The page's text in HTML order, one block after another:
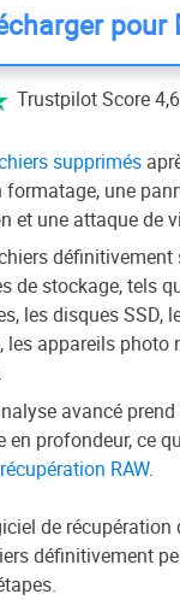
pour
Trustpilot Score
supprimés
formatage, une
et une attaque de
de stockage, tels
les disques SSD,
les appareils photo
avancé
en profondeur, ce
récupération RAW.
de récupération
définitivement